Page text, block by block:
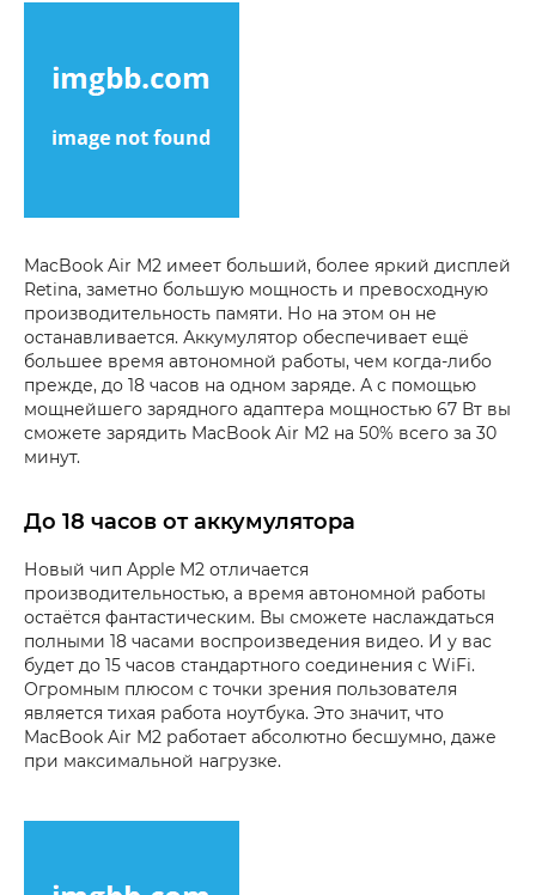
MacBook Air M2 имеет больший, более яркий дисплей
Retina, заметно большую мощность и превосходную
производительность памяти. Но на этом он не
останавливается. Аккумулятор обеспечивает ещё
большее время автономной работы, чем когда-либо
прежде, до 18 часов на одном заряде. А с помощью
мощнейшего зарядного адаптера мощностью 67 Вт вы
сможете зарядить MacBook Air M2 на 50% всего за 30
минут.
До 18 часов от аккумулятора
Новый чип Apple M2 отличается
производительностью, а время автономной работы
остаётся фантастическим. Вы сможете наслаждаться
полными 18 часами воспроизведения видео. И у вас
будет до 15 часов стандартного соединения с WiFi.
Огромным плюсом с точки зрения пользователя
является тихая работа ноутбука. Это значит, что
MacBook Air M2 работает абсолютно бесшумно, даже
при максимальной нагрузке.